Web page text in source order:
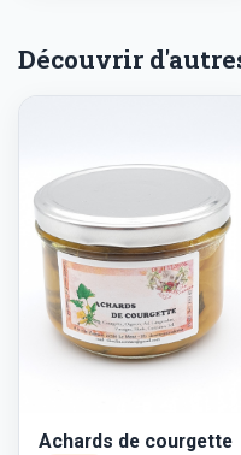
Découvrir
Achards de courgette